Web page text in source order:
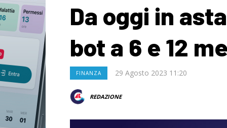
Da oggi in
bot a 6 e 12
FINANZA 29 Agosto 2023 11:20
REDAZIONE